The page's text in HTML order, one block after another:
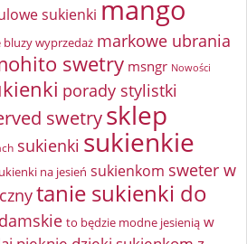
sukienki mango
wyprzedaż markowe ubrania
swetry msngr Nowości
porady stylistki
swetrysklep
sukienki sukienkie
na jesień sukienkom sweter w
tanie sukienki do
to będzie modne jesienią w